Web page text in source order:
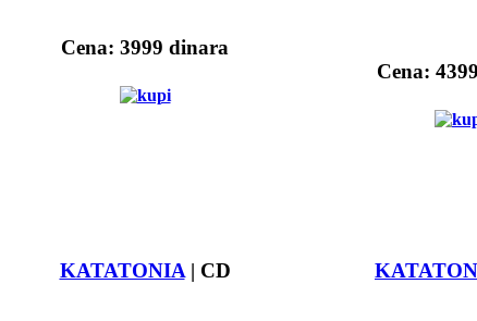
Cena: 3999 dinara
Cena:
KATATONIA| CD